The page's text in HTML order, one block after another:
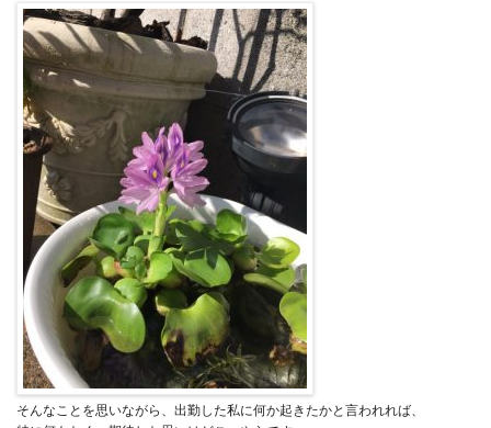
そんなことを思いながら、出勤した私に何か起きたかと言われれば、